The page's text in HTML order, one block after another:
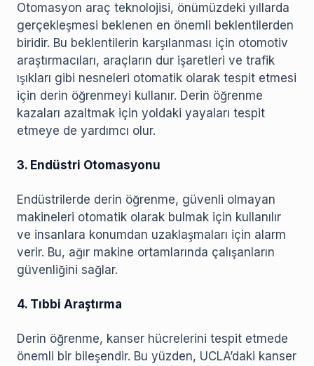
Otomasyon araç teknolojisi, önümüzdeki yıllarda
gerçekleşmesi beklenen en önemli beklentilerden
biridir. Bu beklentilerin karşılanması için otomotiv
araştırmacıları, araçların dur işaretleri ve trafik
ışıkları gibi nesneleri otomatik olarak tespit etmesi
için derin öğrenmeyi kullanır. Derin öğrenme
kazaları azaltmak için yoldaki yayaları tespit
etmeye de yardımcı olur.
3. Endüstri Otomasyonu
Endüstrilerde derin öğrenme, güvenli olmayan
makineleri otomatik olarak bulmak için kullanılır
ve insanlara konumdan uzaklaşmaları için alarm
verir. Bu, ağır makine ortamlarında çalışanların
güvenliğini sağlar.
4. Tıbbi Araştırma
Derin öğrenme, kanser hücrelerini tespit etmede
önemli bir bileşendir. Bu yüzden, UCLA’daki kanser